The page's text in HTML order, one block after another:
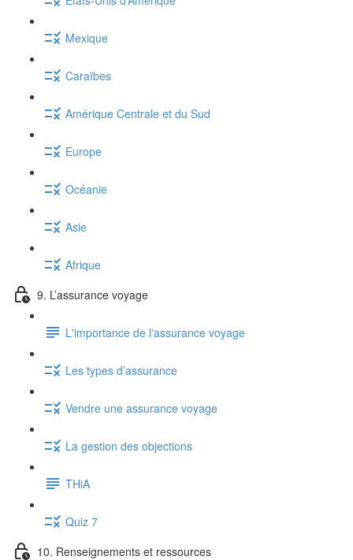
Mexique
Caraïbes
Amérique Centrale et du Sud
Europe
Océanie
Asie
Afrique
9. L’assurance voyage
L'importance de l'assurance voyage
Les types d’assurance
Vendre une assurance voyage
La gestion des objections
THiA
Quiz 7
10. Renseignements et ressources